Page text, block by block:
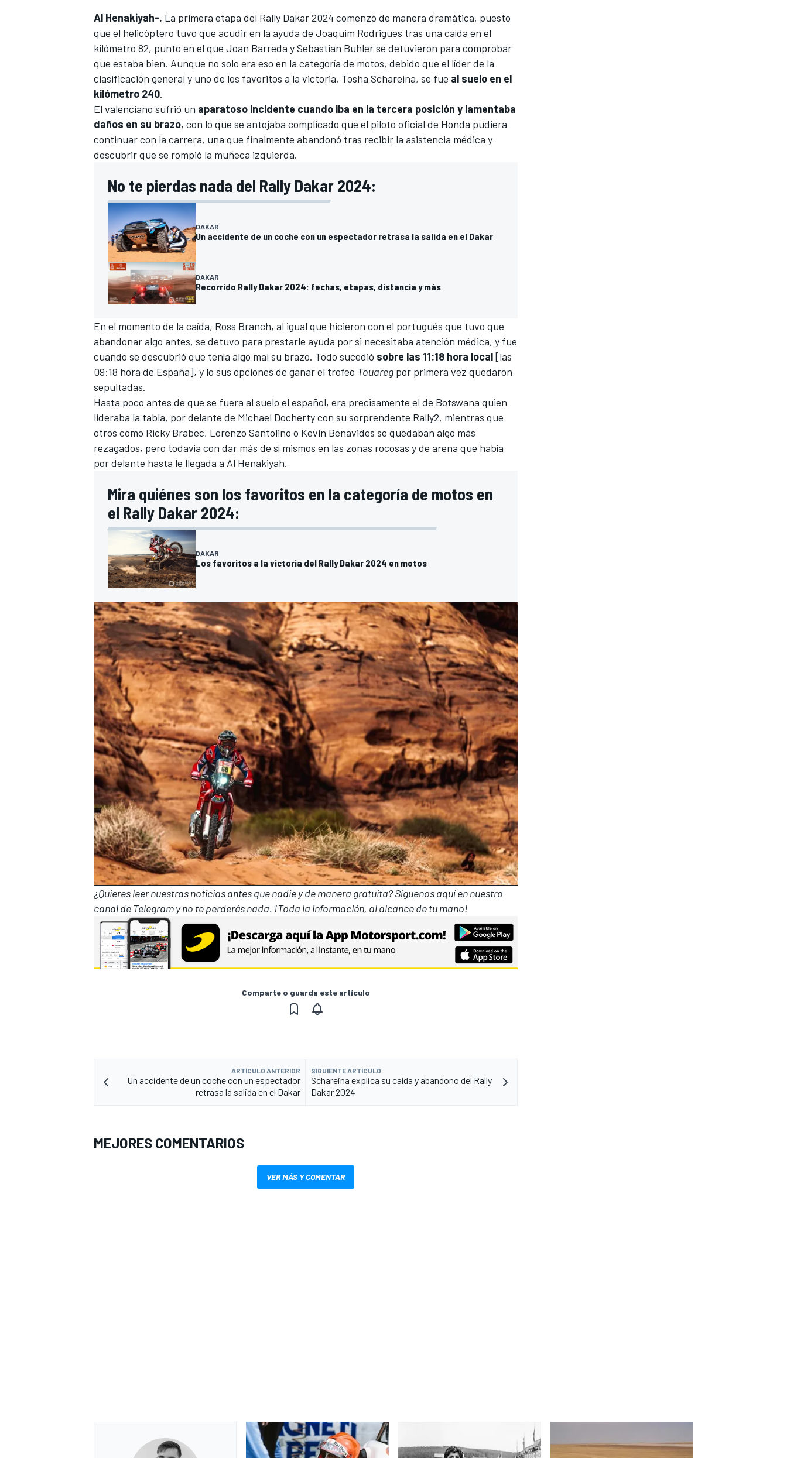
MÁS CATEGORÍAS
Al Henakiyah-. La primera etapa del Rally Dakar 2024comenzó de manera dramática, puesto
que el helicóptero tuvo que acudir en la ayuda de Joaquim Rodrigues tras una caída en el
kilómetro 82, punto en el que Joan Barreda ySebastian Buhlerse detuvieron para comprobar
que estaba bien. Aunque no solo era eso en la categoría de motos, debido que el líder de la
clasificación general y uno de los favoritos a la victoria, Tosha Schareina, se fue al suelo en el
kilómetro 240.
El valenciano sufrió un aparatoso incidente cuando iba en la tercera posición y lamentaba
daños en su brazo, con lo que se antojaba complicado que el piloto oficial de Honda pudiera
continuar con la carrera, una que finalmente abandonó tras recibir la asistencia médica y
descubrir que se rompió la muñeca izquierda.
No te pierdas nada del Rally Dakar 2024:
DAKAR
Un accidente de un coche con un espectador retrasa la salida en el Dakar
DAKAR
Recorrido Rally Dakar 2024: fechas, etapas, distancia y más
En el momento de la caída, Ross Branch, al igual que hicieron con el portugués que tuvo que
abandonar algo antes, se detuvo para prestarle ayuda por si necesitaba atención médica, y fue
cuando se descubrió que tenía algo mal su brazo. Todo sucedió sobre las 11:18 hora local[las
09:18 hora de España], y lo sus opciones de ganar el trofeo Touareg por primera vez quedaron
sepultadas.
Hasta poco antes de que se fuera al suelo el español, era precisamente el de Botswana quien
lideraba la tabla, por delante de Michael Docherty con su sorprendente Rally2, mientras que
otros como Ricky Brabec, Lorenzo Santolino o Kevin Benavides se quedaban algo más
rezagados, pero todavía con dar más de sí mismos en las zonas rocosas y de arena que había
por delante hasta le llegada a Al Henakiyah.
Mira quiénes son los favoritos en la categoría de motos en
el Rally Dakar 2024:
DAKAR
Los favoritos a la victoria del Rally Dakar 2024 en motos
¿Quieres leer nuestras noticias antes que nadie y de manera gratuita? Síguenosaquí en nuestro
canal de Telegramy no te perderás nada. ¡Toda la información, al alcance de tu mano!
Comparte o guarda este artículo
ARTÍCULO ANTERIOR
Un accidente de un coche con un espectador
retrasa la salida en el Dakar
SIGUIENTE ARTÍCULO
Schareina explica su caída y abandono del Rally
Dakar 2024
MEJORES COMENTARIOS
VER MÁS Y COMENTAR